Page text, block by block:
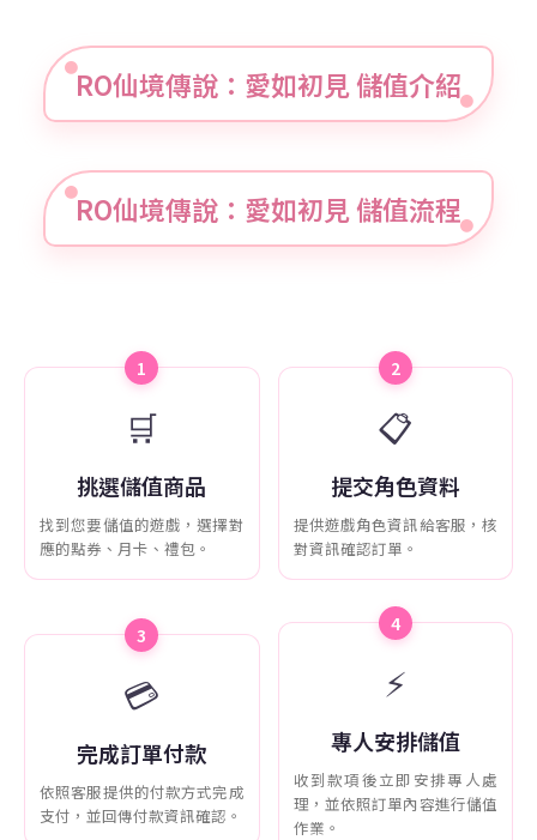
RO仙境傳說：愛如初見 儲值介紹
RO仙境傳說：愛如初見 儲值流程
1
🛒
挑選儲值商品
找到您要儲值的遊戲，選擇對
應的點券、月卡、禮包。
2
📋
提交角色資料
提供遊戲角色資訊給客服，核
對資訊確認訂單。
3
💳
完成訂單付款
依照客服提供的付款方式完成
支付，並回傳付款資訊確認。
4
⚡
專人安排儲值
收到款項後立即安排專人處
理，並依照訂單內容進行儲值
作業。